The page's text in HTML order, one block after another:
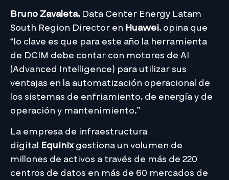
Bruno Zavaleta, Data Center Energy Latam
South Region Director en Huawei, opina que
“lo clave es que para este año la herramienta
de DCIM debe contar con motores de AI
(Advanced Intelligence) para utilizar sus
ventajas en la automatización operacional de
los sistemas de enfriamiento, de energía y de
operación y mantenimiento.”
La empresa de infraestructura
digital Equinixgestiona un volumen de
millones de activos a través de más de 220
centros de datos en más de 60 mercados de